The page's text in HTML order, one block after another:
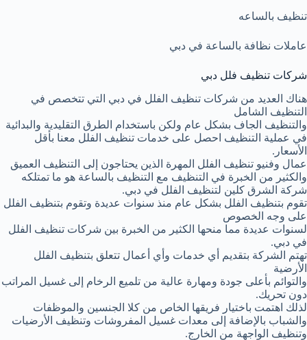
تنظيف بالساعه
عاملات نظافة بالساعة في دبي
شركات تنظيف فلل دبي
هناك العديد من شركات تنظيف الفلل في دبي التي تتخصص في
التنظيف الشامل
والتنظيف الجاف بشكل عام ولكن باستخدام الطرق التقليدية والبدائية
في عملية التنظيف احصل على خدمات تنظيف الفلل معنا بأقل
الأسعار.
عمال وفنيو تنظيف الفلل المهرة الذين يحتاجون إلى التنظيف العميق
والكثير من الخبرة في التنظيف مع التنظيف بالساعة هو ما تمتلكه
شركة الشرق كلين لتنظيف الفلل في دبي.
تقوم بتنظيف الفلل بشكل عام منذ سنوات عديدة وتقوم بتنظيف الفلل
على وجه الخصوص
لسنوات عديدة مما منحها الكثير من الخبرة بين شركات تنظيف الفلل
في دبي.
تهتم الشركة بتقديم أي خدمات وأي أعمال تتعلق بتنظيف الفلل
الأرضية
والتوائم بأعلى جودة ومهارة عالية من تلميع الرخام إلى غسيل المراتب
دون تحريك.
لذلك اهتمت باختيار فريقها الخاص من كلا الجنسين والموظفات
والشباب بالإضافة إلى معدات غسيل المفروشات وتنظيف الأرضيات
وتنظيف الواجهة من الخارج.